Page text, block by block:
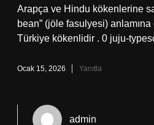
Arapça ve Hindu kökenlerine
bean” (jöle fasulyesi) anlamına
Türkiye kökenlidir . 0 juju-
Ocak 15, 2026 Yanıtla
admin